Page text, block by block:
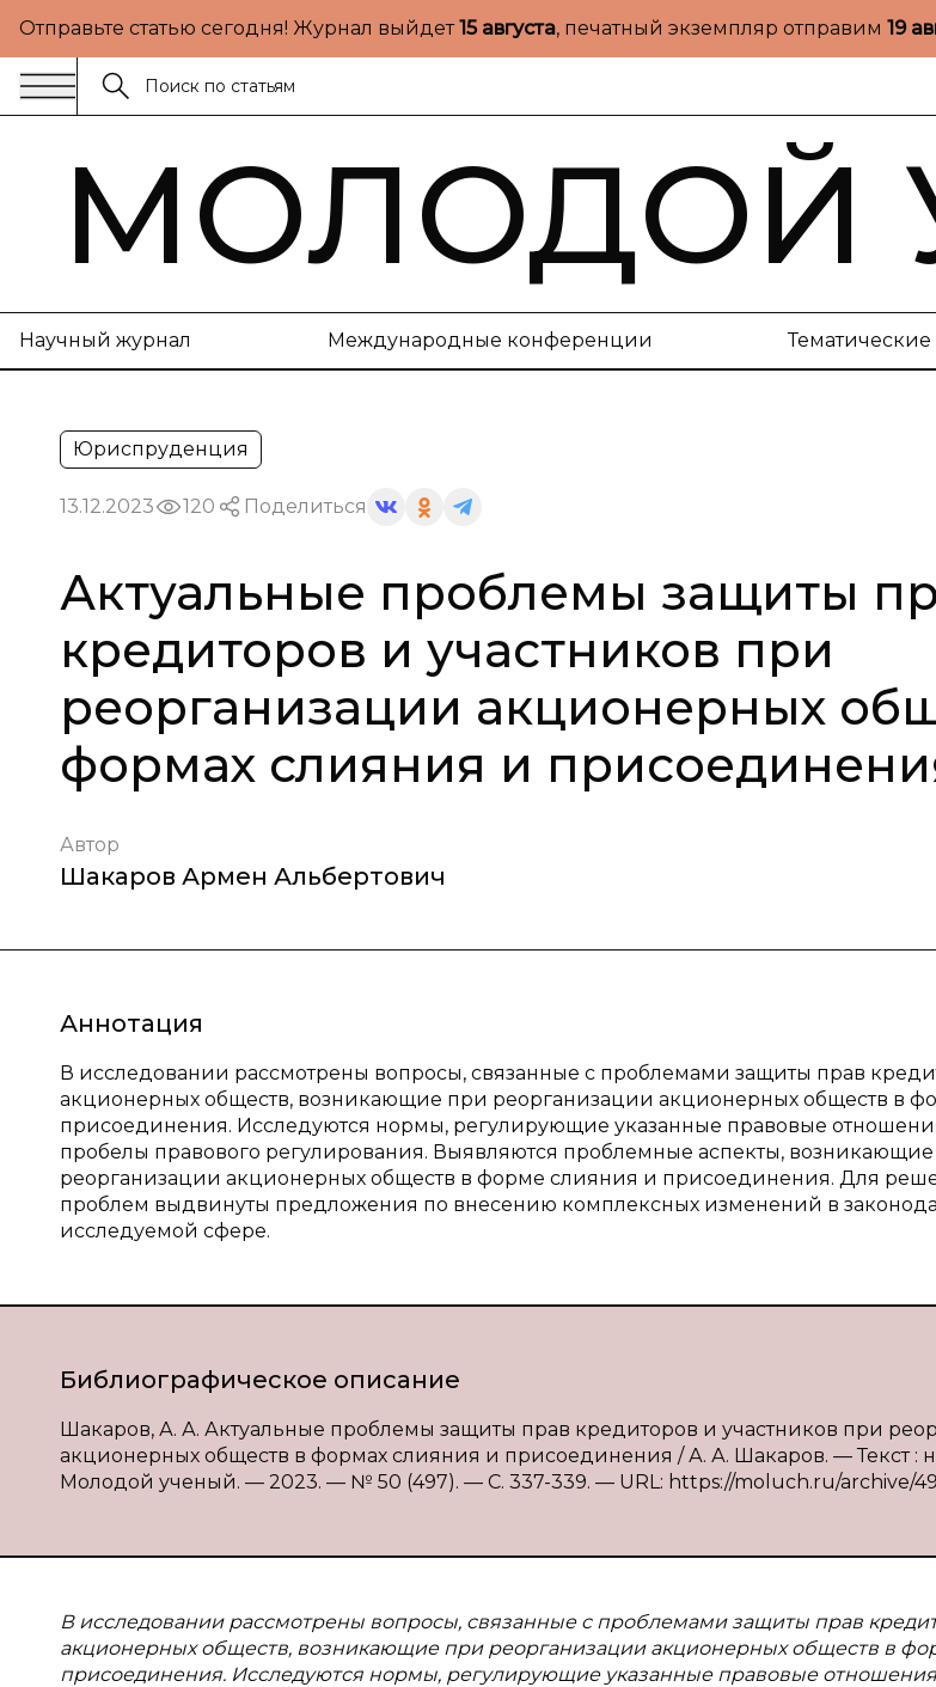
Отправьте статью сегодня! Журнал выйдет15 августа, печатный экземпляр отправим 19
МОЛОДОЙ
Научный журнал Международные конференции
Юриспруденция
13.12.2023 120 Поделиться
Актуальные проблемы защиты
кредиторов и участников при
реорганизации акционерных
формах слияния и
Автор
Шакаров Армен Альбертович
Аннотация
В исследовании рассмотрены вопросы, связанные с проблемами защиты прав
акционерных обществ, возникающие при реорганизации акционерных обществ в
присоединения. Исследуются нормы, регулирующие указанные правовые
пробелы правового регулирования. Выявляются проблемные аспекты,
реорганизации акционерных обществ в форме слияния и присоединения. Для
проблем выдвинуты предложения по внесению комплексных изменений в
исследуемой сфере.
Библиографическое описание
Шакаров, А. А. Актуальные проблемы защиты прав кредиторов и участников при
акционерных обществ в формах слияния и присоединения / А. А. Шакаров. — Текст :
Молодой ученый. — 2023. — № 50 (497). — С. 337-339. — URL: https://moluch.ru/archive/
В исследовании рассмотрены вопросы, связанные с проблемами защиты прав
акционерных обществ, возникающие при реорганизации акционерных обществ в
присоединения. Исследуются нормы, регулирующие указанные правовые